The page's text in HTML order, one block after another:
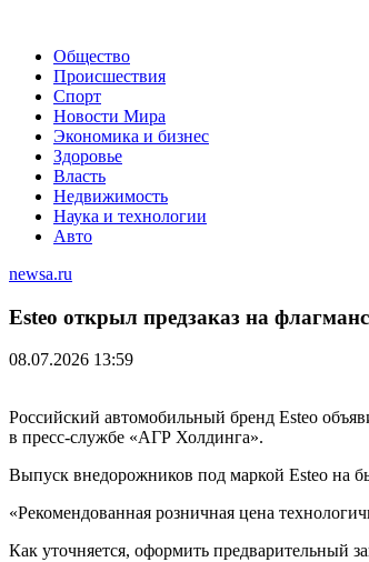
Общество
Происшествия
Спорт
Новости Мира
Экономика и бизнес
Здоровье
Власть
Недвижимость
Наука и технологии
Авто
newsa.ru
Esteo открыл предзаказ на
08.07.2026 13:59
Российский автомобильный бренд Esteo
в пресс-службе «АГР Холдинга».
Выпуск внедорожников под маркой Esteo на
«Рекомендованная розничная цена
Как уточняется, оформить предварительный